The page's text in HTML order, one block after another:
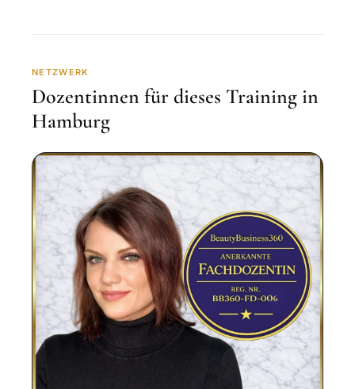
NETZWERK
Dozentinnen für dieses Training in
Hamburg